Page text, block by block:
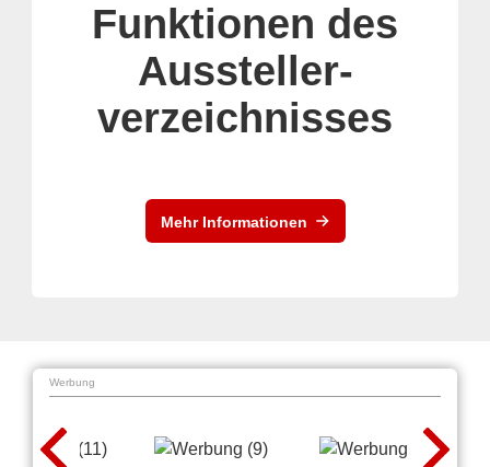
Funktionen des
Aussteller-
verzeichnisses
Mehr Informationen
Werbung